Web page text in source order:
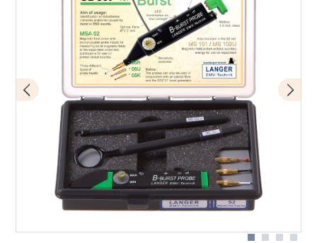
Anwendung mit Sonde MSA 02-05U
Anwendung mit Magnetfeldsonde MS 102U
Lieferumfang Set S2